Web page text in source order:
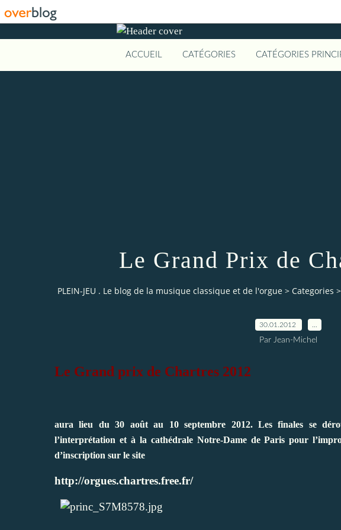
ACCUEIL CATÉGORIES CATÉGORIES
Le Grand Prix de
PLEIN-JEU . Le blog de la musique classique et de l'orgue > Categories >
30.01.2012
Par Jean-Michel
Le Grand prix de Chartres 2012
aura lieu du 30 août au 10 septembre 2012. Les finales se
l’interprétation et à la cathédrale Notre-Dame de Paris pour
d’inscription sur le site
http://orgues.chartres.free.fr/